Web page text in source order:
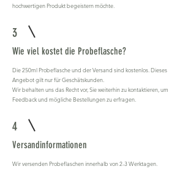
hochwertigen Produkt begeistern möchte.
3
Wie viel kostet die Probeflasche?
Die 250ml Probeflasche und der Versand sind kostenlos. Dieses
Angebot gilt nur für Geschätskunden.
Wir behalten uns das Recht vor, Sie weiterhin zu kontaktieren, um
Feedback und mögliche Bestellungen zu erfragen.
4
Versandinformationen
Wir versenden Probeflaschen innerhalb von 2-3 Werktagen.